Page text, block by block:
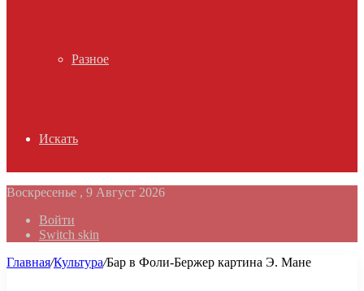
Разное
Искать
Воскресенье , 9 Август 2026
Войти
Switch skin
Главная/Культура/Бар в Фоли-Бержер картина Э. Мане